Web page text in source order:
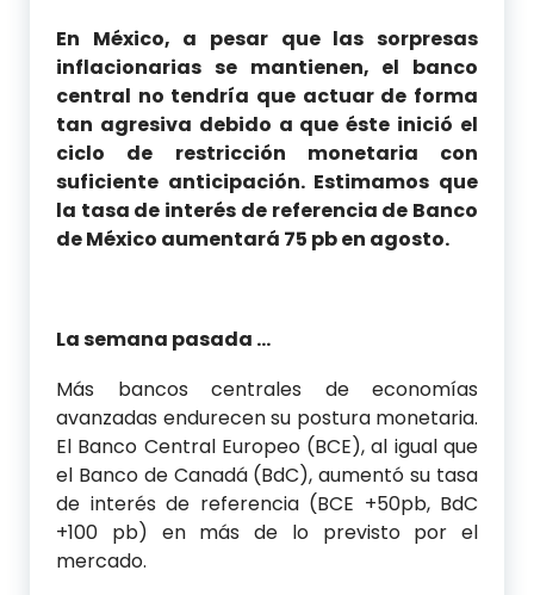
En México, a pesar que las sorpresas
inflacionarias se mantienen, el banco
central no tendría que actuar de forma
tan agresiva debido a que éste inició el
ciclo de restricción monetaria con
suficiente anticipación. Estimamos que
la tasa de interés de referencia de Banco
de México aumentará 75 pb en agosto.
La semana pasada …
Más bancos centrales de economías
avanzadas endurecen su postura monetaria.
El Banco Central Europeo (BCE), al igual que
el Banco de Canadá (BdC), aumentó su tasa
de interés de referencia (BCE +50pb, BdC
+100 pb) en más de lo previsto por el
mercado.